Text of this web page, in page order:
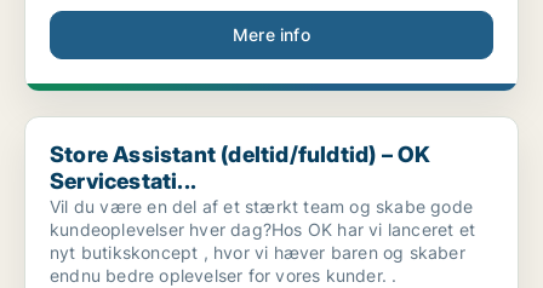
Mere info
Store Assistant (deltid/fuldtid) – OK Servicestati...
Store Assistant (deltid/fuldtid) – OK
Servicestati...
Vil du være en del af et stærkt team og skabe gode
kundeoplevelser hver dag?Hos OK har vi lanceret et
nyt butikskoncept , hvor vi hæver baren og skaber
endnu bedre oplevelser for vores kunder. .